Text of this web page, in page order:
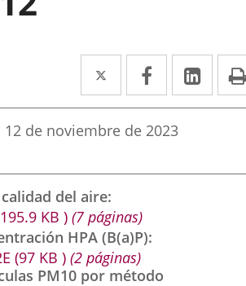
Twitter
Enlace
a
una
externa.
Facebook
Enlace
a
una
externa.
a
12 de noviembre de 2023
del aire
KB ) (7 páginas)
HPA (B(a)P)
(97 KB ) (2 páginas)
PM10 por método